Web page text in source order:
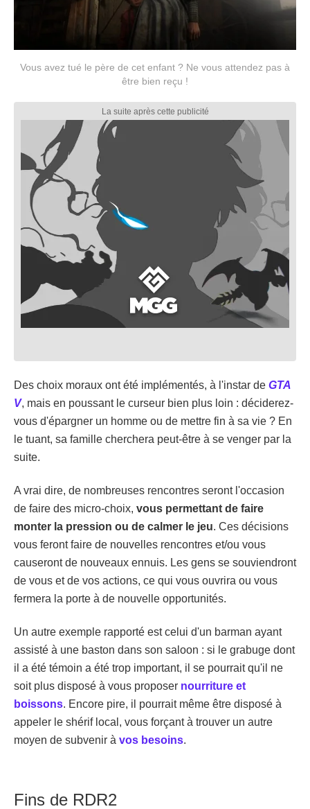
Vous avez tué le père de cet enfant ? Ne vous attendez pas à
être bien reçu !
Des choix moraux ont été implémentés, à l'instar de GTA
V, mais en poussant le curseur bien plus loin : déciderez-
vous d'épargner un homme ou de mettre fin à sa vie ? En
le tuant, sa famille cherchera peut-être à se venger par la
suite.
A vrai dire, de nombreuses rencontres seront l'occasion
de faire des micro-choix, vous permettant de faire
monter la pression ou de calmer le jeu. Ces décisions
vous feront faire de nouvelles rencontres et/ou vous
causeront de nouveaux ennuis. Les gens se souviendront
de vous et de vos actions, ce qui vous ouvrira ou vous
fermera la porte à de nouvelle opportunités.
Un autre exemple rapporté est celui d'un barman ayant
assisté à une baston dans son saloon : si le grabuge dont
il a été témoin a été trop important, il se pourrait qu'il ne
soit plus disposé à vous proposer nourriture et
boissons. Encore pire, il pourrait même être disposé à
appeler le shérif local, vous forçant à trouver un autre
moyen de subvenir à vos besoins.
Fins de RDR2